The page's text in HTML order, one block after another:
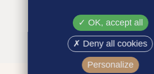
OK, accept all
Deny all cookies
Personalize